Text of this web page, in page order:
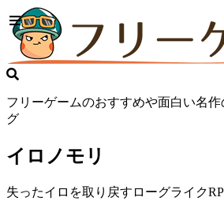
フリーゲームのおすすめや面白い名
グ
イロノモリ
失ったイロを取り戻すローグライク